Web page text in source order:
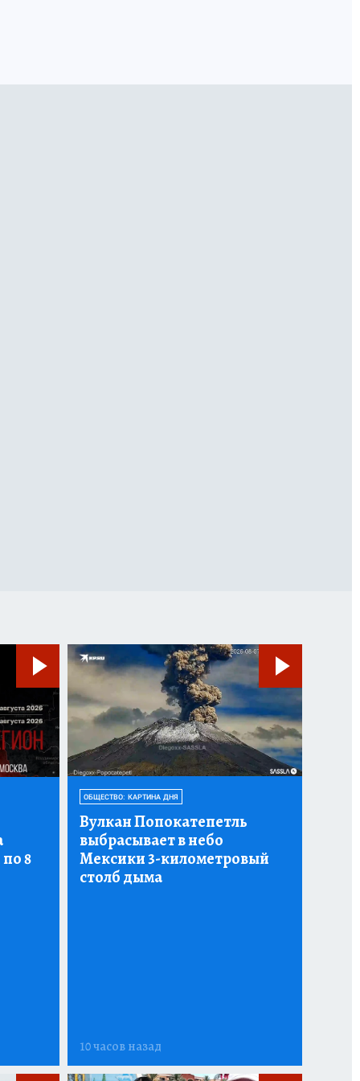
8
ОБЩЕСТВО: КАРТИНА ДНЯ
Вулкан Попокатепетль
выбрасывает в небо
Мексики 3-километровый
столб дыма
10 часов назад